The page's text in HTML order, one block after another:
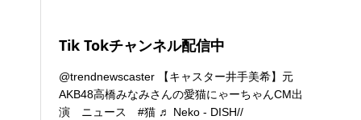
Tik Tokチャンネル配信中
@trendnewscaster 【キャスター井手美希】元
AKB48高橋みなみさんの愛猫にゃーちゃんCM出
演 ニュース#猫 ♬ Neko - DISH//